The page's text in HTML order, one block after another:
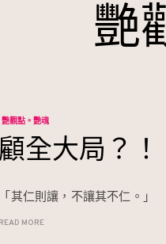
艷
艷觀點。艷魂
顧全大局？！
「其仁則讓，不讓其不仁。」
READ MORE